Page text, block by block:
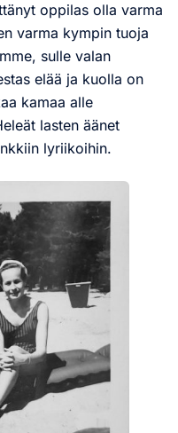
oppilas olla varma
varma kympin tuoja
sulle valan
elää ja kuolla on
kamaa alle
lasten äänet
lyriikoihin.